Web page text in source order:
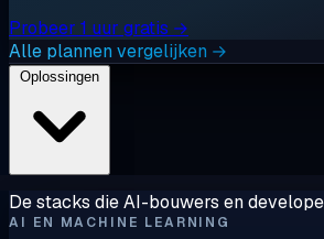
Probeer 1 uur gratis →
Alle plannen vergelijken →
De stacks die AI-bouwers en
AI EN MACHINE LEARNING